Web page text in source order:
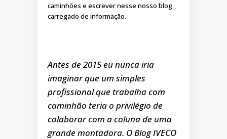
caminhões e escrever nesse nosso blog
carregado de informação.
Antes de 2015 eu nunca iria
imaginar que um simples
profissional que trabalha com
caminhão teria o privilégio de
colaborar com a coluna de uma
grande montadora. O Blog IVECO